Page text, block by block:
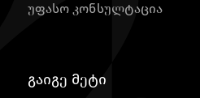
უფასო კონსულტაცია
გაიგე მეტი